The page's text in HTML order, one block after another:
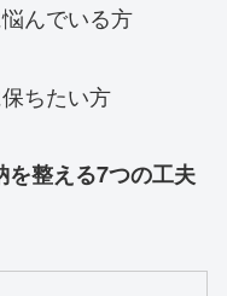
んでいる方
ちたい方
整える7つの工夫